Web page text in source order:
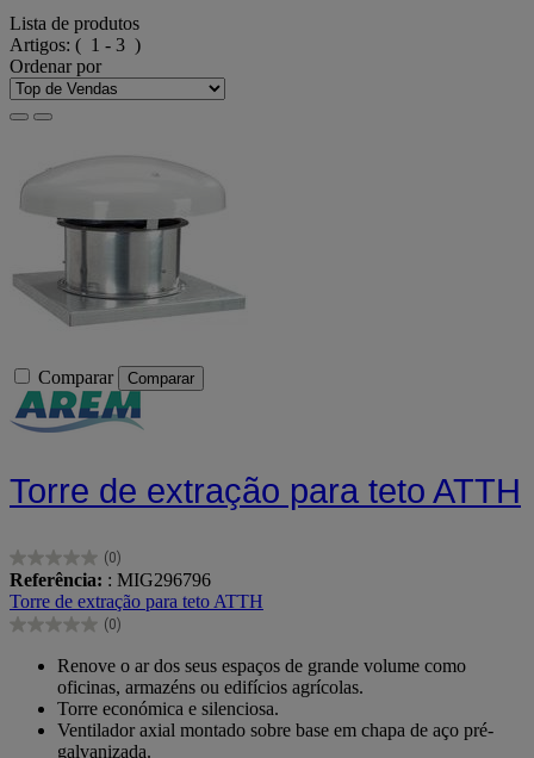
Lista de produtos
Artigos: ( 1 - 3 )
Ordenar por
Comparar Comparar
Torre de extração para teto ATTH
(0)
0.0
em
5
estrelas.
Referência: : MIG296796
Torre de extração para teto ATTH
(0)
0.0
estrelas.
Renove o ar dos seus espaços de grande volume como
oficinas, armazéns ou edifícios agrícolas.
Torre económica e silenciosa.
Ventilador axial montado sobre base em chapa de aço pré-
galvanizada.